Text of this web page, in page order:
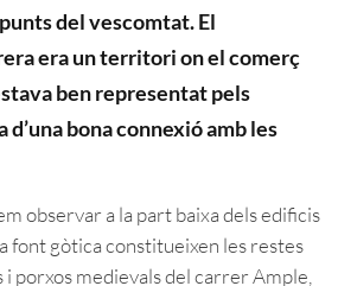
del vescomtat. El
era un territori on el comerç
ben representat pels
d’una bona connexió amb les
observar a la part baixa dels edificis
font gòtica constitueixen les restes
porxos medievals del carrer Ample,